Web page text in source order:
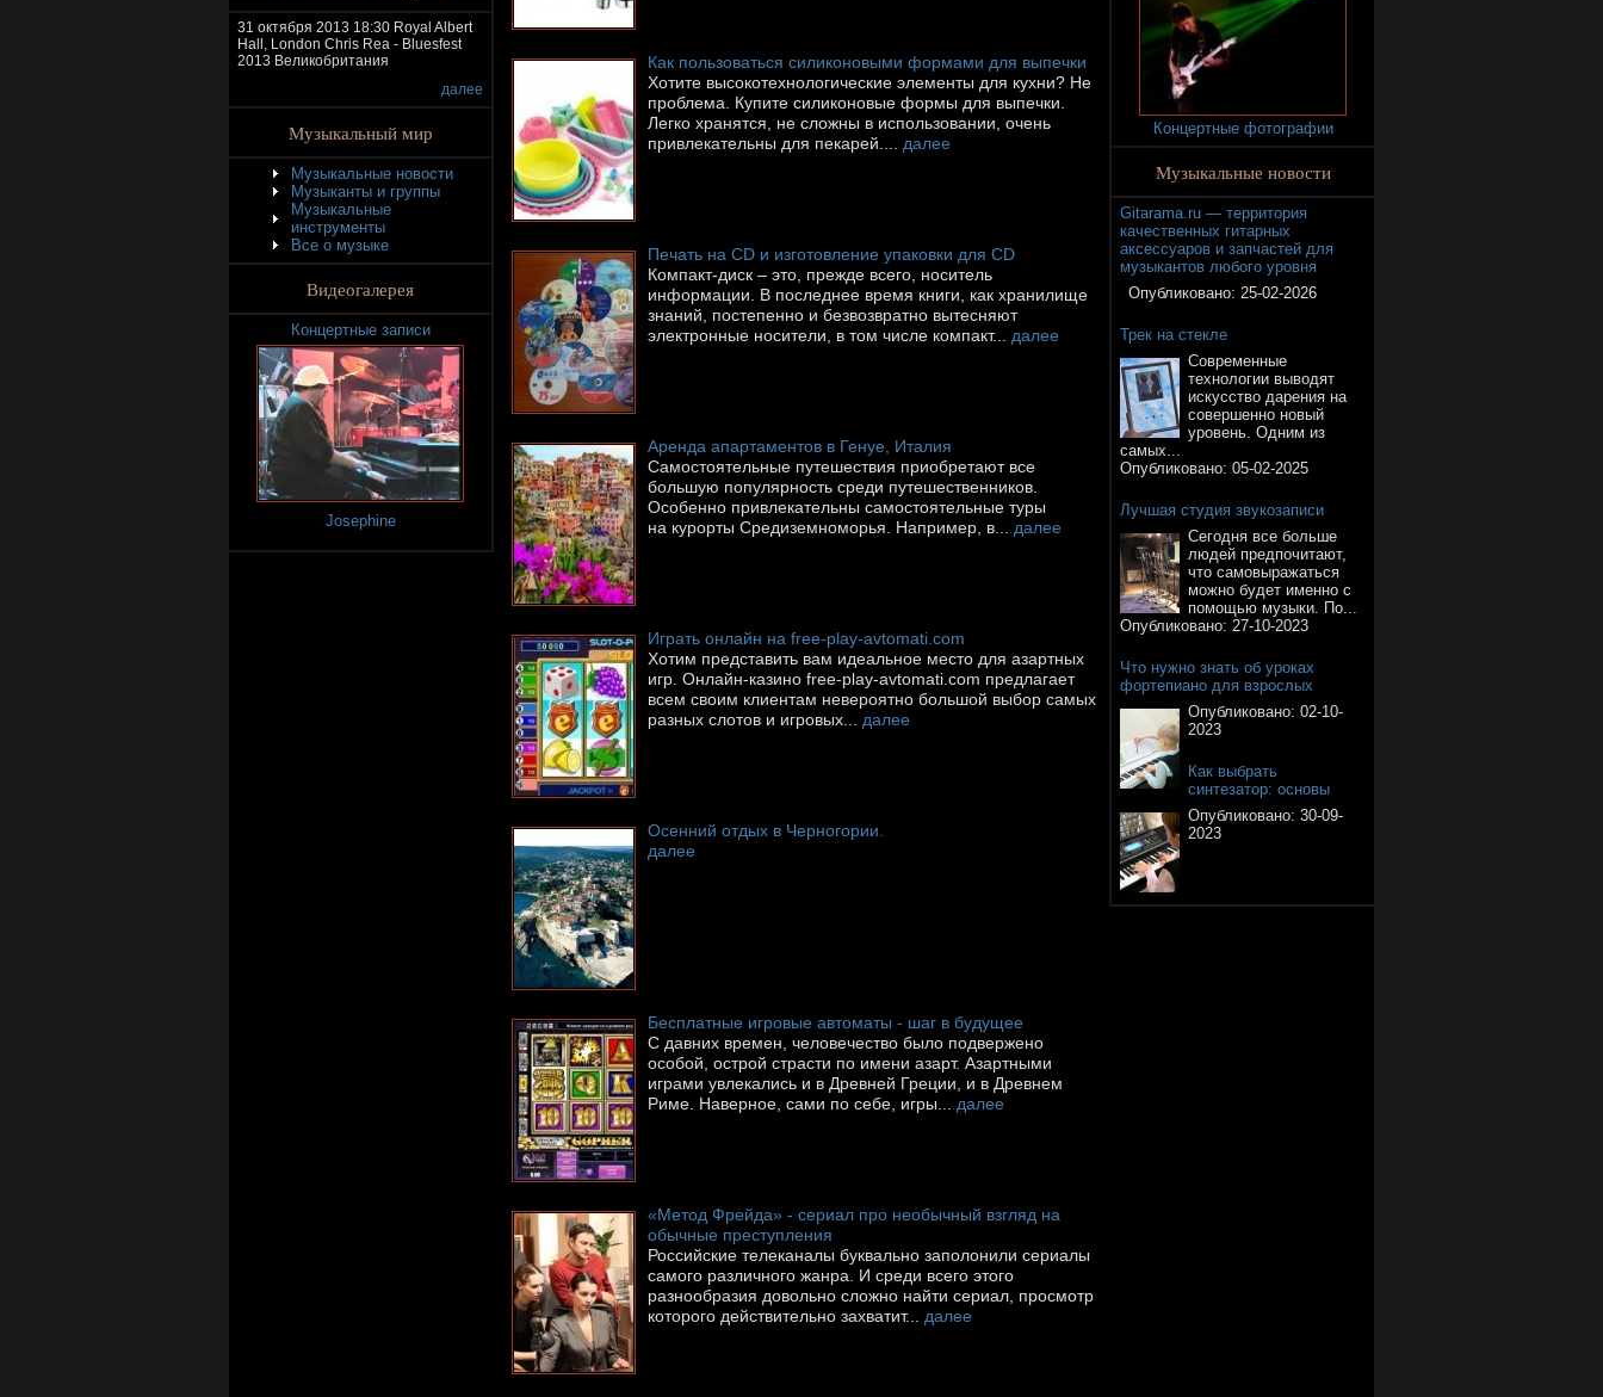
31 октября 2013 18:30 Royal Albert
Hall, London Chris Rea - Bluesfest
2013 Великобритания
далее
Музыкальный мир
Музыкальные новости
Музыканты и группы
Музыкальные
инструменты
Все о музыке
Видеогалерея
Концертные записи
Josephine
Как пользоваться силиконовыми формами для выпечки
Хотите высокотехнологические элементы для кухни? Не
проблема. Купите силиконовые формы для выпечки.
Легко хранятся, не сложны в использовании, очень
привлекательны для пекарей....
далее
Печать на CD и изготовление упаковки для CD
Компакт-диск – это, прежде всего, носитель
информации. В последнее время книги, как хранилище
знаний, постепенно и безвозвратно вытесняют
электронные носители, в том числе компакт...
далее
Аренда апартаментов в Генуе, Италия
Самостоятельные путешествия приобретают все
большую популярность среди путешественников.
Особенно привлекательны самостоятельные туры
на курорты Средиземноморья. Например, в...
далее
Играть онлайн на free-play-avtomati.com
Хотим представить вам идеальное место для азартных
игр. Онлайн-казино free-play-avtomati.com предлагает
всем своим клиентам невероятно большой выбор самых
разных слотов и игровых...
далее
Осенний отдых в Черногории.
далее
Бесплатные игровые автоматы - шаг в будущее
С давних времен, человечество было подвержено
особой, острой страсти по имени азарт. Азартными
играми увлекались и в Древней Греции, и в Древнем
Риме. Наверное, сами по себе, игры...
далее
«Метод Фрейда» - сериал про необычный взгляд на
обычные преступления
Российские телеканалы буквально заполонили сериалы
самого различного жанра. И среди всего этого
разнообразия довольно сложно найти сериал, просмотр
которого действительно захватит...
далее
Концертные фотографии
Музыкальные новости
Gitarama.ru — территория
качественных гитарных
аксессуаров и запчастей для
музыкантов любого уровня
Опубликовано: 25-02-2026
Трек на стекле
Современные
технологии выводят
искусство дарения на
совершенно новый
уровень. Одним из
самых...
Опубликовано: 05-02-2025
Лучшая студия звукозаписи
Сегодня все больше
людей предпочитают,
что самовыражаться
можно будет именно с
помощью музыки. По...
Опубликовано: 27-10-2023
Что нужно знать об уроках
фортепиано для взрослых
Опубликовано: 02-10-
2023
Как выбрать
синтезатор: основы
Опубликовано: 30-09-
2023